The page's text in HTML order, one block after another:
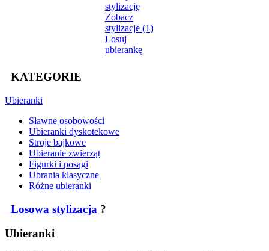
stylizację
Zobacz
stylizacje (1)
Losuj
ubierankę
KATEGORIE
Ubieranki
Sławne osobowości
Ubieranki dyskotekowe
Stroje bajkowe
Ubieranie zwierząt
Figurki i posągi
Ubrania klasyczne
Różne ubieranki
Losowa stylizacja ?
Ubieranki